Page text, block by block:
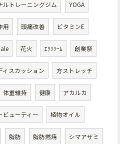
ルトレーニングジム YOGA
用 頭痛改善 ビタミンE
花火 ｴｸｿｿｰﾑ 創業祭
ィスカッション 方ストレッチ
体重維持 健康 アカルカ
ビューティー 植物オイル
脂肪 脂肪燃焼 シマアザミ